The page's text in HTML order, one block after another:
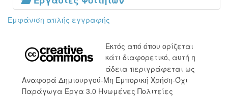
Εμφάνιση απλής εγγραφής
Εκτός από όπου ορίζεται
κάτι διαφορετικό, αυτή η
άδεια περιγράφεται ως
Αναφορά Δημιουργού-Μη Εμπορική Χρήση-Όχι
Παράγωγα Έργα 3.0 Ηνωμένες Πολιτείες